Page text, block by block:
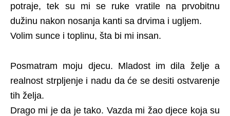
potraje, tek su mi se ruke vratile na prvobitnu
dužinu nakon nosanja kanti sa drvima i ugljem.
Volim sunce i toplinu, šta bi mi insan.
Posmatram moju djecu. Mladost im dila želje a
realnost strpljenje i nadu da će se desiti ostvarenje
tih želja.
Drago mi je da je tako. Vazda mi žao djece koja su